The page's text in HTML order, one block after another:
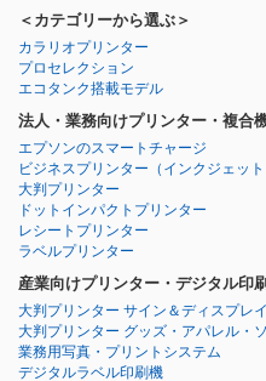
＜カテゴリーから選ぶ＞
カラリオプリンター
プロセレクション
エコタンク搭載モデル
法人・業務向けプリンター・複合
エプソンのスマートチャージ
ビジネスプリンター （インクジェッ
大判プリンター
ドットインパクトプリンター
レシートプリンター
ラベルプリンター
産業向けプリンター・デジタル印
大判プリンター サイン＆ディスプレイ
大判プリンター グッズ・アパレル・
業務用写真・プリントシステム
デジタルラベル印刷機